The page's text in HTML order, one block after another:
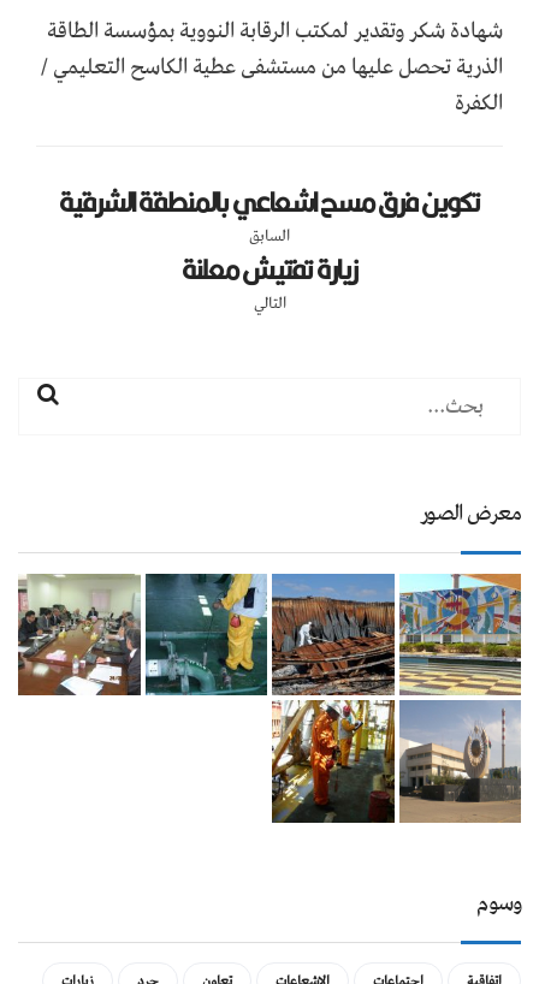
شهادة شكر وتقدير لمكتب الرقابة النووية بمؤسسة الطاقة
الذرية تحصل عليها من مستشفى عطية الكاسح التعليمي /
الكفرة
تكوين فرق مسح اشعاعي بالمنطقة الشرقية
السابق
زيارة تفتيش معلنة
التالي
معرض الصور
وسوم